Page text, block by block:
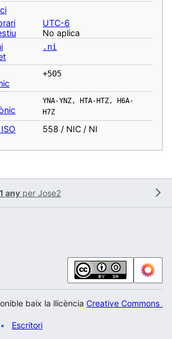
UTC-6
No aplica
.ni
+505
YNA-YNZ, HTA-HTZ, H6A-
H7Z
558 / NIC / NI
any per Jose2
baix la llicència Creative Commons
Escritori